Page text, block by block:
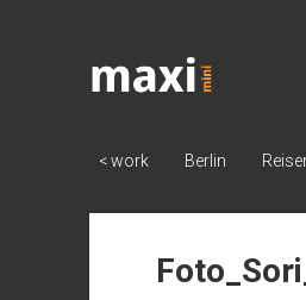
Maximini
< work Berlin